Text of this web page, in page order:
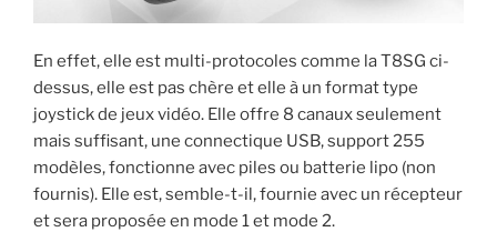
En effet, elle est multi-protocoles comme la T8SG ci-
dessus, elle est pas chère et elle à un format type
joystick de jeux vidéo. Elle offre 8 canaux seulement
mais suffisant, une connectique USB, support 255
modèles, fonctionne avec piles ou batterie lipo (non
fournis). Elle est, semble-t-il, fournie avec un récepteur
et sera proposée en mode 1 et mode 2.